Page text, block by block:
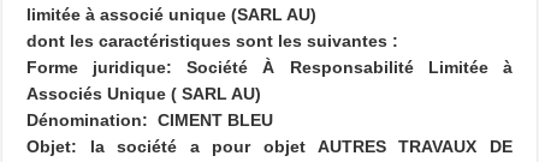
limitée à associé unique (SARL AU)
dont les caractéristiques sont les suivantes :
Forme juridique: Société À Responsabilité Limitée à
Associés Unique ( SARL AU)
Dénomination: CIMENT BLEU
Objet: la société a pour objet AUTRES TRAVAUX DE